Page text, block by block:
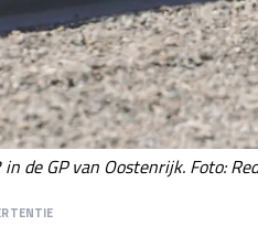
de GP van Oostenrijk. Foto: